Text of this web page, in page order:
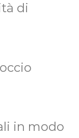
di
in modo